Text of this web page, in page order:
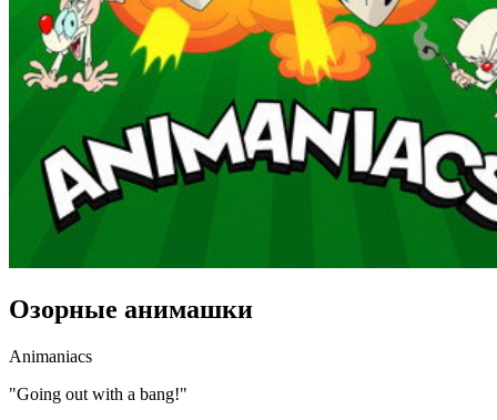
Озорные анимашки
Animaniacs
"Going out with a bang!"